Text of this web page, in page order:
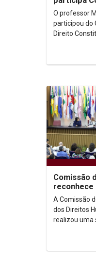
de Direito
Colômbia.
O professor
participou do
Direito
Comissão
reconhece
Canoeiro
anistiado
A Comissão
dos Direitos
realizou uma